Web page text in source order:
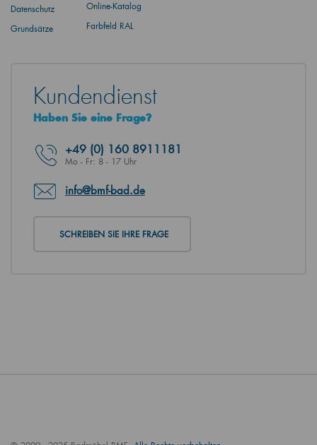
Datenschutz
Grundsätze
Online-Katalog
Farbfeld RAL
Kundendienst
Haben Sie eine Frage?
+49 (0) 160 8911181
Mo - Fr: 8 - 17 Uhr
info@bmf-bad.de
SCHREIBEN SIE IHRE FRAGE